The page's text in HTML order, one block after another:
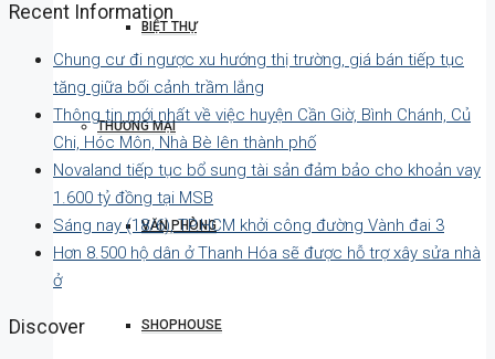
BIỆT THỰ
THƯƠNG MẠI
VĂN PHÒNG
SHOPHOUSE
Recent Information
Chung cư đi ngược xu hướng thị trường, giá bán tiếp tục
tăng giữa bối cảnh trầm lắng
Thông tin mới nhất về việc huyện Cần Giờ, Bình Chánh, Củ
Chi, Hóc Môn, Nhà Bè lên thành phố
Novaland tiếp tục bổ sung tài sản đảm bảo cho khoản vay
1.600 tỷ đồng tại MSB
Sáng nay (18/6), TP.HCM khởi công đường Vành đai 3
Hơn 8.500 hộ dân ở Thanh Hóa sẽ được hỗ trợ xây sửa nhà
ở
Discover